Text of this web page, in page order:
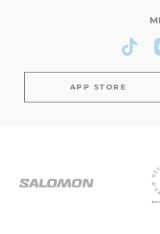
APP STORE